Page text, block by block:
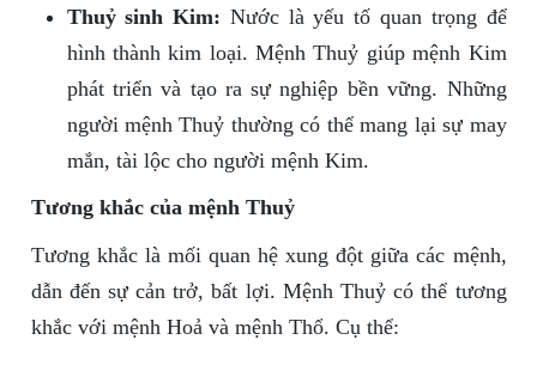
Thuỷ sinh Kim: Nước là yếu tố quan trọng để
hình thành kim loại. Mệnh Thuỷ giúp mệnh Kim
phát triển và tạo ra sự nghiệp bền vững. Những
người mệnh Thuỷ thường có thể mang lại sự may
mắn, tài lộc cho người mệnh Kim.
Tương khắc của mệnh Thuỷ
Tương khắc là mối quan hệ xung đột giữa các mệnh,
dẫn đến sự cản trở, bất lợi. Mệnh Thuỷ có thể tương
khắc với mệnh Hoả và mệnh Thổ. Cụ thể: